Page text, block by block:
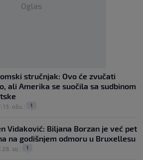
Oglas
stručnjak: Ovo će zvučati
ali Amerika se suočila sa sudbinom
13. ožu. 1
Vidaković: Biljana Borzan je već pet
na godišnjem odmoru u Bruxellesu
28. sij. 1